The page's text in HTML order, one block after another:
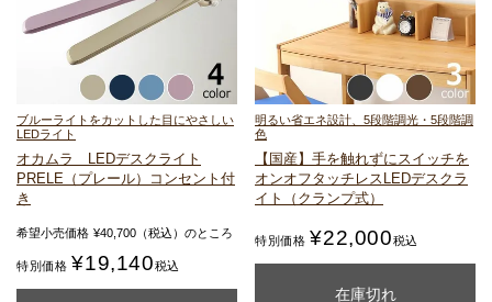
ブルーライトをカットした目にやさしい
LEDライト
オカムラ LEDデスクライト
PRELE（プレール）
コンセント付
き
希望小売価格 ¥40,700 （税込）のところ
特別価格 ¥19,140税込
明るい省エネ設計、5段階調光・5段階調
色
【国産】手を触れずにスイッチを
オンオフタッチレスLEDデスクラ
イト（クランプ式）
特別価格 ¥22,000税込
在庫切れ
カートに入れる